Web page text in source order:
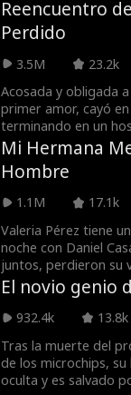
nuevo. En el
rescatada de un
mística, encuentra a
CEO de Halo Corp.
Evangeline, sus vidas
alterar el destino
divinas...
Reencuentro
Perdido
3.5M
23.2k
Acosada y obligada
primer amor, cayó
terminando en un
donde dio a luz a una
después, luchando
hija, las personas que
atormentaron
dejarla, su primer
abogado de
encuentran
¿podrán reavivar su
Mi Hermana
Hombre
1.1M
17.1k
Valeria Pérez tiene
noche con Daniel
juntos, perdieron su
debido a que su
Pérez usurpa
identidad. Seis años
Daniel Casales, y
amor entre ellos. Sin
a su propia posición,
El novio genio
932.4k
13.8k
Tras la muerte del
de los microchips, su
oculta y es salvado